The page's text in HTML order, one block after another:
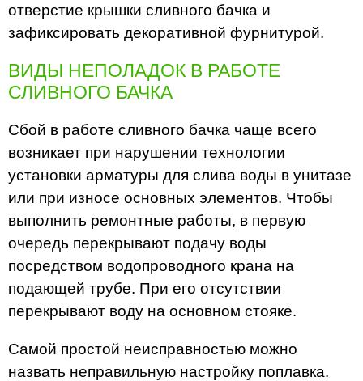
отверстие крышки сливного бачка и
зафиксировать декоративной фурнитурой.
ВИДЫ НЕПОЛАДОК В РАБОТЕ
СЛИВНОГО БАЧКА
Сбой в работе сливного бачка чаще всего
возникает при нарушении технологии
установки арматуры для слива воды в унитазе
или при износе основных элементов. Чтобы
выполнить ремонтные работы, в первую
очередь перекрывают подачу воды
посредством водопроводного крана на
подающей трубе. При его отсутствии
перекрывают воду на основном стояке.
Самой простой неисправностью можно
назвать неправильную настройку поплавка.